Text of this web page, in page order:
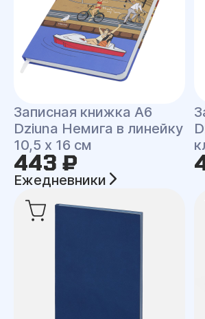
Записная книжка A6
Dziuna Немига в линейку
10,5 x 16 см
443 ₽
Ежедневники